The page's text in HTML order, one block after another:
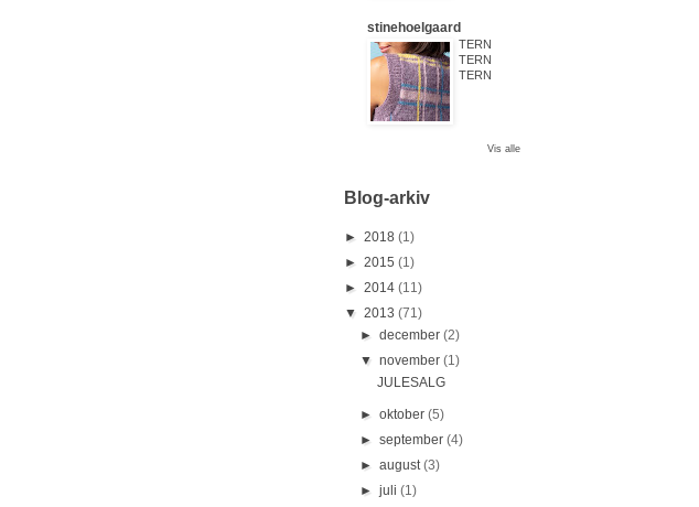
stinehoelgaard
TERN
TERN
TERN
Vis alle
Blog-arkiv
► 2018 (1)
► 2015 (1)
► 2014 (11)
▼ 2013 (71)
►december(2)
▼november(1)
JULESALG
►oktober(5)
►september(4)
►august(3)
►juli(1)